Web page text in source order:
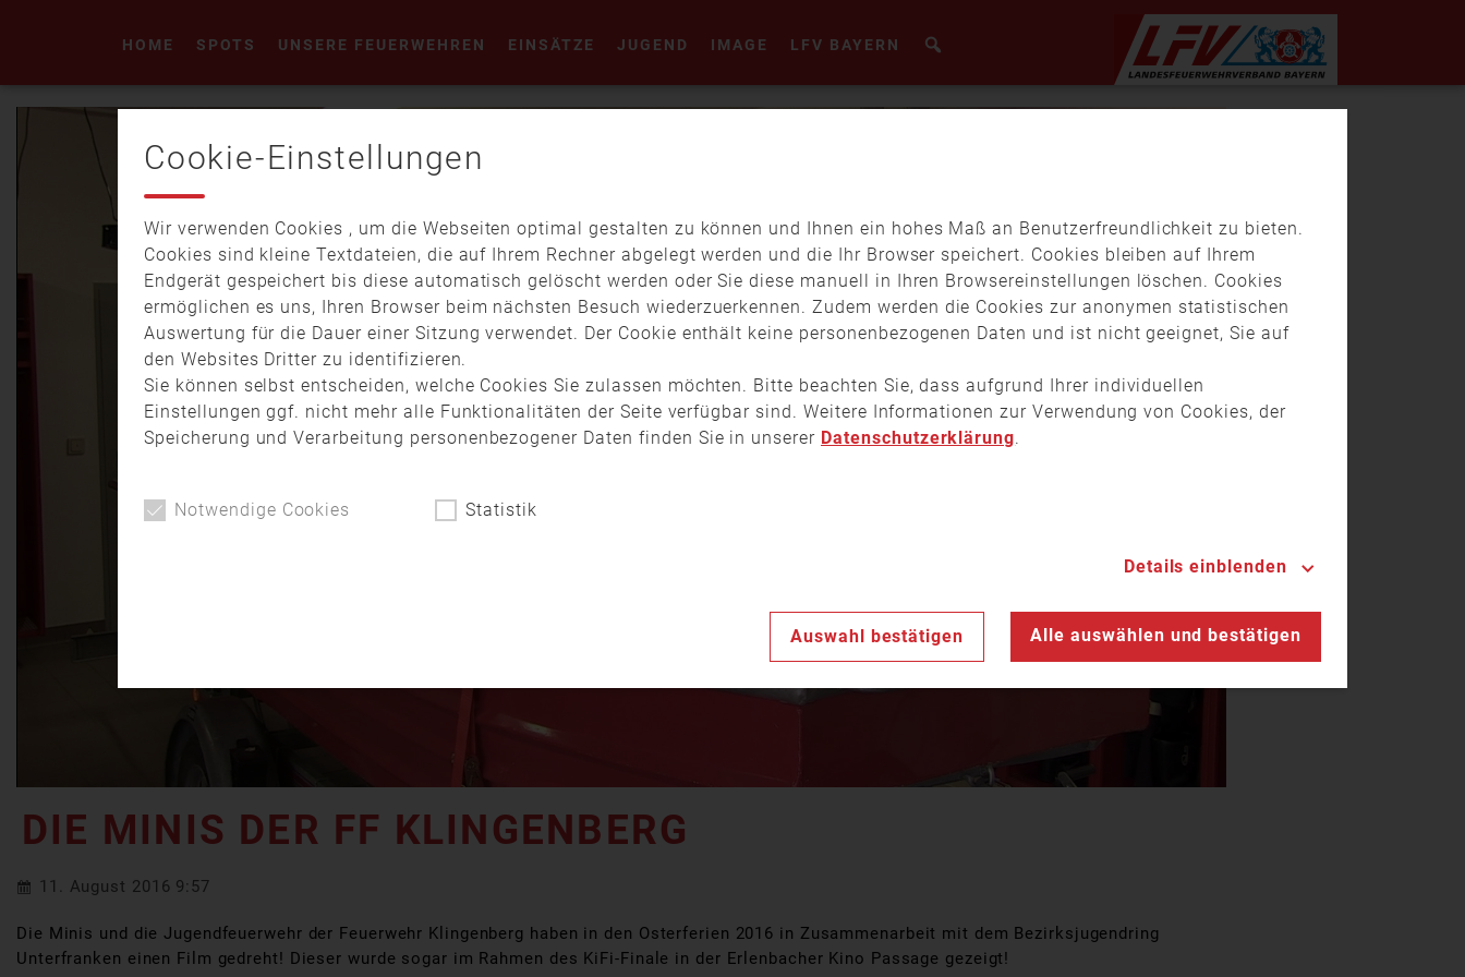
HOME SPOTS UNSERE FEUERWEHREN EINSÄTZE JUGEND IMAGE LFV BAYERN
abspielen
DIE MINIS DER FF KLINGENBERG
11. August 2016 9:57
Die Minis und die Jugendfeuerwehr der Feuerwehr Klingenberg haben in den Osterferien 2016 in Zusammenarbeit mit dem Bezirksjugendring
Unterfranken einen Film gedreht! Dieser wurde sogar im Rahmen des KiFi-Finale in der Erlenbacher Kino Passage gezeigt!
Cookie-Einstellungen
Wir verwenden Cookies , um die Webseiten optimal gestalten zu können und Ihnen ein hohes Maß an Benutzerfreundlichkeit zu bieten.
Cookies sind kleine Textdateien, die auf Ihrem Rechner abgelegt werden und die Ihr Browser speichert. Cookies bleiben auf Ihrem
Endgerät gespeichert bis diese automatisch gelöscht werden oder Sie diese manuell in Ihren Browsereinstellungen löschen. Cookies
ermöglichen es uns, Ihren Browser beim nächsten Besuch wiederzuerkennen. Zudem werden die Cookies zur anonymen statistischen
Auswertung für die Dauer einer Sitzung verwendet. Der Cookie enthält keine personenbezogenen Daten und ist nicht geeignet, Sie auf
den Websites Dritter zu identifizieren.
Sie können selbst entscheiden, welche Cookies Sie zulassen möchten. Bitte beachten Sie, dass aufgrund Ihrer individuellen
Einstellungen ggf. nicht mehr alle Funktionalitäten der Seite verfügbar sind. Weitere Informationen zur Verwendung von Cookies, der
Speicherung und Verarbeitung personenbezogener Daten finden Sie in unserer Datenschutzerklärung.
Notwendige Cookies Statistik
Details einblenden
Auswahl bestätigen Alle auswählen und bestätigen